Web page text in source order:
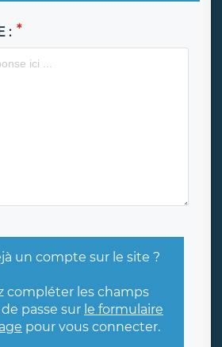
:
un compte sur le site ?
compléter les champs
passe sur le formulaire
pour vous connecter.